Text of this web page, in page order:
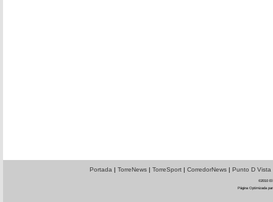
Portada | TorreNews| TorreSport| CorredorNews| Punto D Vista
©2010 El
Página Optimizada